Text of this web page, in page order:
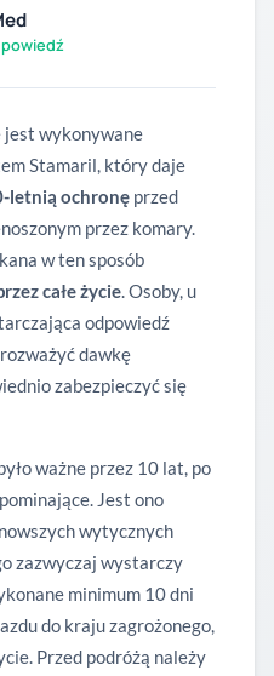
jest wykonywane
Stamaril, który daje
letnią ochronę przed
przez komary.
w ten sposób
całe życie. Osoby, u
odpowiedź
dawkę
zabezpieczyć się
ważne przez 10 lat, po
Jest ono
wytycznych
zazwyczaj wystarczy
minimum 10 dni
do kraju zagrożonego,
Przed podróżą należy